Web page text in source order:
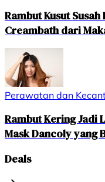
Rambut Kusut
Creambath dari
Perawatan dan
Rambut Kering Jadi
Mask Dancoly yang
Deals